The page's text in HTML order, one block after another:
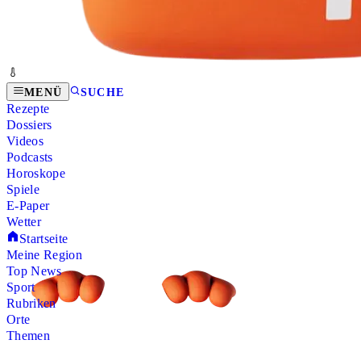
MENÜ SUCHE
Rezepte
Dossiers
Videos
Podcasts
Horoskope
Spiele
E-Paper
Wetter
Startseite
Meine Region
Top News
Sport
Rubriken
Orte
Themen